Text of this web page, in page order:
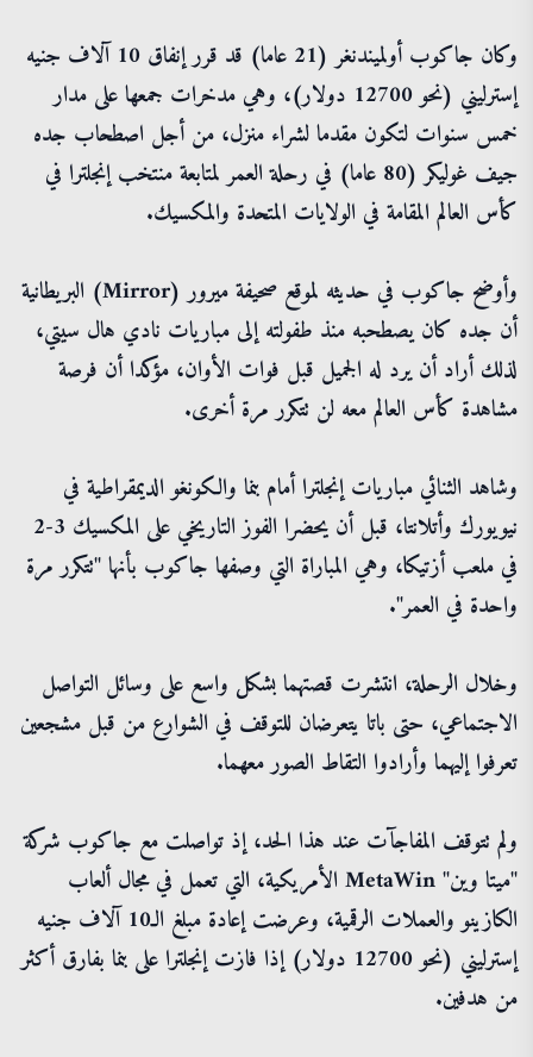
وكان جاكوب أولميندنغر (21 عاما) قد قرر إنفاق 10 آلاف جنيه
إسترليني (نحو 12700 دولار)، وهي مدخرات جمعها على مدار
خمس سنوات لتكون مقدما لشراء منزل، من أجل اصطحاب جده
جيف غوليكر (80 عاما) في رحلة العمر لمتابعة منتخب إنجلترا في
كأس العالم المقامة في الولايات المتحدة والمكسيك.
وأوضح جاكوب في حديثه لموقع صحيفة ميرور (Mirror) البريطانية
أن جده كان يصطحبه منذ طفولته إلى مباريات نادي هال سيتي،
لذلك أراد أن يرد له الجميل قبل فوات الأوان، مؤكدا أن فرصة
مشاهدة كأس العالم معه لن تتكرر مرة أخرى.
وشاهد الثنائي مباريات إنجلترا أمام بنما والكونغو الديمقراطية في
نيويورك وأتلانتا، قبل أن يحضرا الفوز التاريخي على المكسيك 3-2
في ملعب أزتيكا، وهي المباراة التي وصفها جاكوب بأنها "تتكرر مرة
واحدة في العمر".
وخلال الرحلة، انتشرت قصتهما بشكل واسع على وسائل التواصل
الاجتماعي، حتى باتا يتعرضان للتوقف في الشوارع من قبل مشجعين
تعرفوا إليهما وأرادوا التقاط الصور معهما.
ولم تتوقف المفاجآت عند هذا الحد، إذ تواصلت مع جاكوب شركة
"ميتا وين" MetaWin الأمريكية، التي تعمل في مجال ألعاب
الكازينو والعملات الرقمية، وعرضت إعادة مبلغ الـ10 آلاف جنيه
إسترليني (نحو 12700 دولار) إذا فازت إنجلترا على بنما بفارق أكثر
من هدفين.